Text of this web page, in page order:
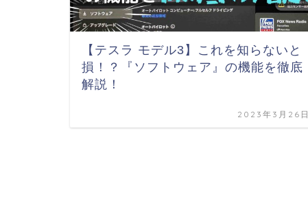
【テスラ モデル3】これを知らないと
損！？『ソフトウェア』の機能を徹底
解説！
2023年3月26日